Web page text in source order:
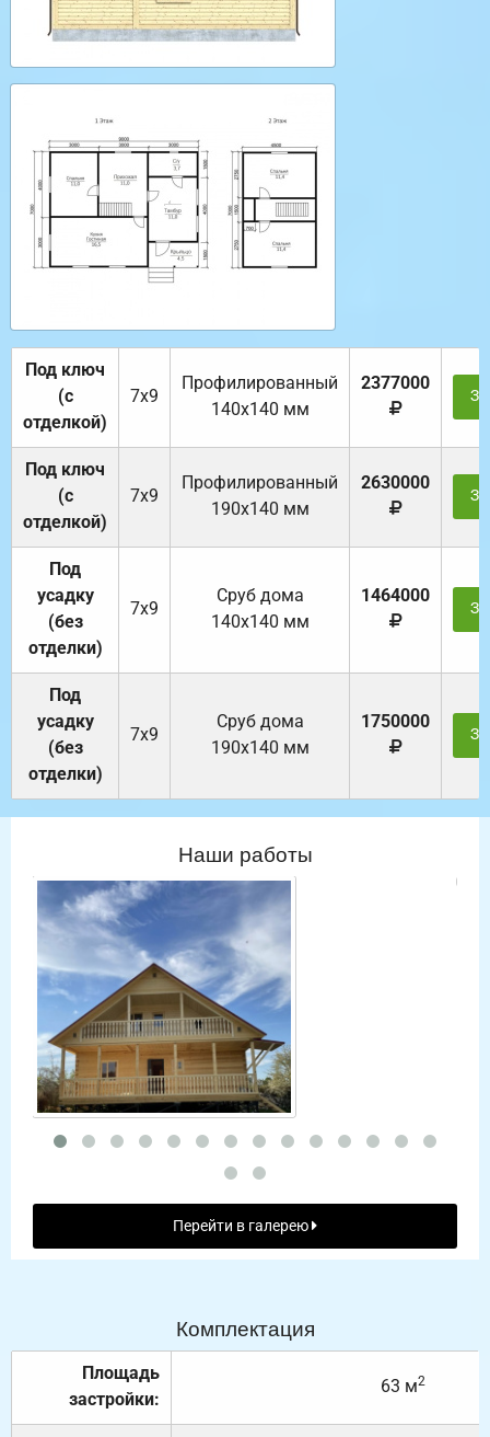
Под ключ
(с
отделкой)
7х9
Профилированный
140х140 мм
2377000
Под ключ
(с
отделкой)
7х9
Профилированный
190х140 мм
2630000
Под
усадку
(без
отделки)
7х9
Cруб дома
140х140 мм
1464000
Под
усадку
(без
отделки)
7х9
Cруб дома
190х140 мм
1750000
Наши работы
Перейти в галерею
Комплектация
Площадь
застройки:
63 м2